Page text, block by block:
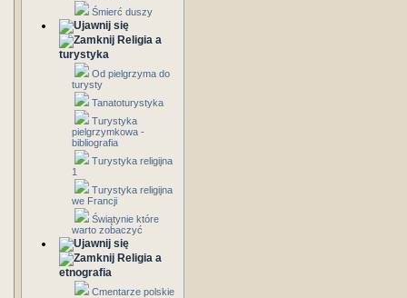
Śmierć duszy
Religia a
turystyka
Od pielgrzyma do
turysty
Tanatoturystyka
Turystyka
pielgrzymkowa -
bibliografia
Turystyka religijna
1
Turystyka religijna
we Francji
Świątynie które
warto zobaczyć
Religia a
etnografia
Cmentarze polskie